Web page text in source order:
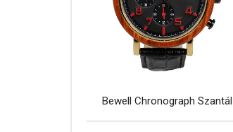
Bewell Chronograph Szantál